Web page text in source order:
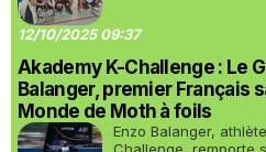
12/10/2025 09:37
Akademy K-Challenge : Le
Balanger, premier Français
Monde de Moth à foils
Enzo Balanger,